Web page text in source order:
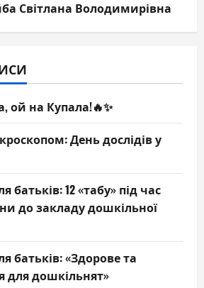
Світлана Володимирівна
ой на Купала!🔥✨
День дослідів у
батьків: 12 «табу» під час
до закладу дошкільної
батьків: «Здорове та
для дошкільнят»